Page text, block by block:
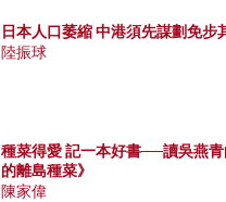
日本人口萎縮 中港須先謀劃免步
陸振球
種菜得愛 記一本好書──讀吳燕
的離島種菜》
陳家偉